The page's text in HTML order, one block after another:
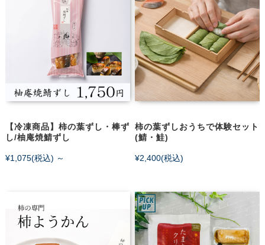
【冷凍商品】柿の葉ずし・棒ず
し/柚庵焼鯖ずし
¥1,075(税込) ～
柿の葉ずしおうちで体験セット
(鯖・鮭)
¥2,400(税込)